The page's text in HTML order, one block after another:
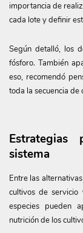
importancia de
cada lote y definir
Según detalló, los
fósforo. También
eso, recomendó
toda la secuencia de
sistema
Entre las
cultivos de servicio
especies pueden
nutrición de los